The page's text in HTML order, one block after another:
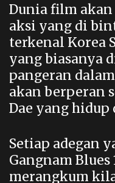
Dunia film
aksi yang di
terkenal Korea
yang biasanya
pangeran
akan berperan
Dae yang
Setiap adegan
Gangnam Blues
merangkum